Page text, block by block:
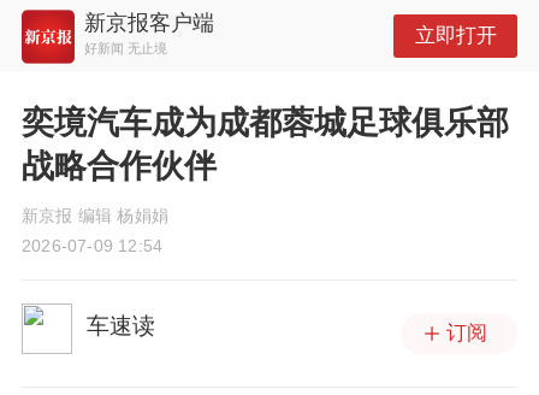
新京报客户端
好新闻 无止境
立即打开
奕境汽车成为成都蓉城足球俱乐部
战略合作伙伴
新京报 编辑 杨娟娟
2026-07-09 12:54
车速读 订阅